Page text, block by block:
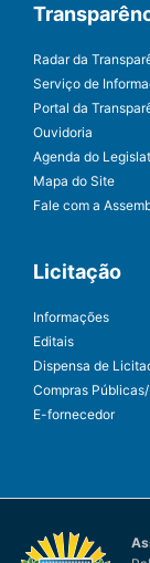
Radar da
Serviço de
Portal da
Ouvidoria
Agenda do
Mapa do Site
Fale com a
Licitação
Informações
Editais
Dispensa de
Compras
E-fornecedor